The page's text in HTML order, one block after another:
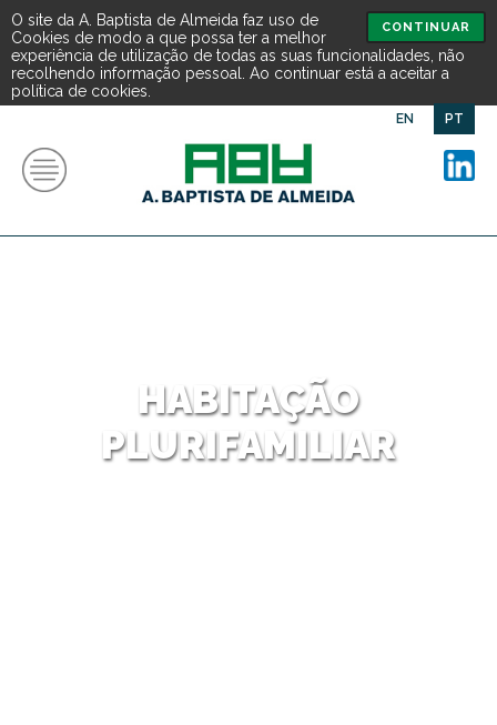
CONTINUAR
O site da A. Baptista de Almeida faz uso de
Cookies de modo a que possa ter a melhor
experiência de utilização de todas as suas funcionalidades, não
recolhendo informação pessoal. Ao continuar está a aceitar a
política de cookies.
EN PT
HABITAÇÃO
PLURIFAMILIAR